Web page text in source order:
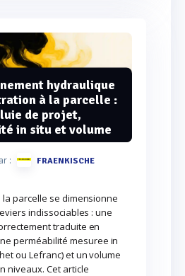
hydraulique
à la parcelle :
de projet,
in situ et volume
:
FRAENKISCHE
parcelle se dimensionne
indissociables : une
traduite en
perméabilité mesuree in
ou Lefranc) et un volume
niveaux. Cet article